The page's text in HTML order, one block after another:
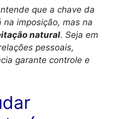
que a chave da
imposição, mas na
natural. Seja em
pessoais,
garante controle e